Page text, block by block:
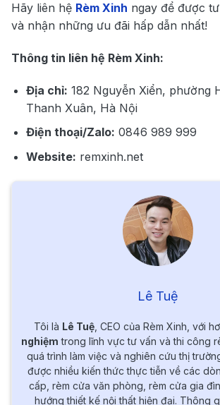
Hãy liên hệ Rèm Xinh ngay để được
và nhận những ưu đãi hấp dẫn nhất!
Thông tin liên hệ Rèm Xinh:
Địa chỉ: 182 Nguyễn Xiển, phường
Thanh Xuân, Hà Nội
Điện thoại/Zalo: 0846 989 999
Website: remxinh.net
Lê Tuệ
Tôi là Lê Tuệ , CEO của Rèm Xinh, với
nghiệm trong lĩnh vực tư vấn và thi công
quá trình làm việc và nghiên cứu thị
được nhiều kiến thức thực tiễn về các
cấp, rèm cửa văn phòng, rèm cửa gia
hướng thiết kế nội thất hiện đại. Thông